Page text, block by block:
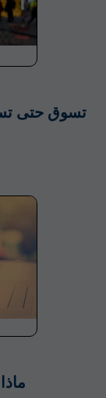
تسوق حتى